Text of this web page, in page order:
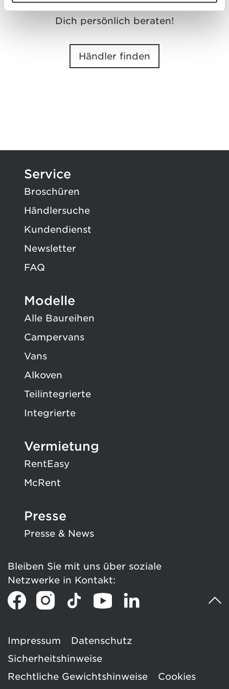
Dich persönlich beraten!
Händler finden
Service
Broschüren
Händlersuche
Kundendienst
Newsletter
FAQ
Modelle
Alle Baureihen
Campervans
Vans
Alkoven
Teilintegrierte
Integrierte
Vermietung
RentEasy
McRent
Presse
Presse & News
Bleiben Sie mit uns über soziale
Netzwerke in Kontakt:
Impressum
Datenschutz
Sicherheitshinweise
Rechtliche Gewichtshinweise
Cookies